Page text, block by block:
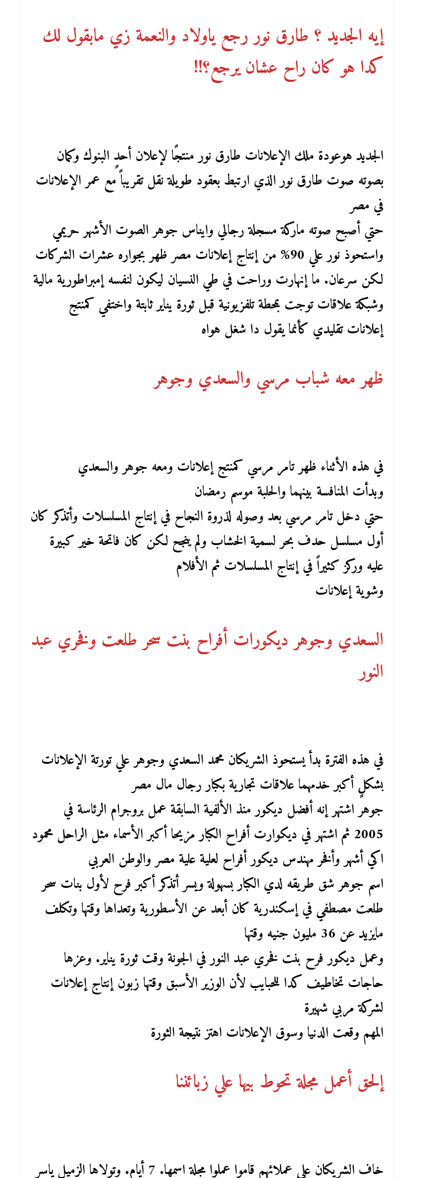
إيه الجديد ؟ طارق نور رجع ياولاد والنعمة زي مابقول لك
كدا هو كان راح عشان يرجع؟!!
الجديد هوعودة ملك الإعلانات طارق نور منتجًا لإعلان أحدٍ البنوك وكمان
بصوته صوت طارق نور الذي ارتبط بعقود طويلة نقل تقريباً مع عمر الإعلانات
في مصر
حتي أصبح صوته ماركة مسجلة رجالي وايناس جوهر الصوت الأشهر حريمي
واستحوذ نور علي 90% من إنتاج إعلانات مصر ظهر بجواره عشرات الشركات
لكن سرعان. ما إنهارت وراحت في طي النسيان ليكون لنفسه إمبراطورية مالية
وشبكة علاقات توجت بمحطة تلفزيونية قبل ثورة يناير ثابتة واختفي كمنتج
إعلانات تقليدي كأنما يقول دا شغل هواه
ظهر معه شباب مرسي والسعدي وجوهر
في هذه الأثناء ظهر تامر مرسي كمنتج إعلانات ومعه جوهر والسعدي
وبدأت المنافسة بينهما والحلبة موسم رمضان
حتي دخل تامر مرسي بعد وصوله لذروة النجاح في إنتاج المسلسلات وأتذكر كان
أول مسلسل حدف بحر لسمية الخشاب ولم ينجح لكن كان فاتحة خير كبيرة
عليه وركز كثيراً في إنتاج المسلسلات ثم الأفلام
وشوية إعلانات
السعدي وجوهر ديكورات أفراح بنت سحر طلعت وفخري عبد
النور
في هذه الفترة بدأ يستحوذ الشريكان محمد السعدي وجوهر علي تورتة الإعلانات
بشكلٍ أكبر خدمهما علاقات تجارية بكبار رجال مال مصر
جوهر اشتهر إنه أفضل ديكور منذ الألفية السابقة عمل بروجرام الرئاسة في
2005 ثم اشتهر في ديكوارت أفراح الكبار مزيحا أكبر الأسماء مثل الراحل محمود
اكي أشهر وأفخر مهندس ديكور أفراح لعلية علية مصر والوطن العربي
اسم جوهر شق طريقه لدي الكبار بسهولة ويسر أتذكر أكبر فرح لأول بنات سحر
طلعت مصطفي في إسكندرية كان أبعد عن الأسطورية وتعداها وقتها وتكلف
مايزيد عن 36 مليون جنيه وقتها
وعمل ديكور فرح بنت فخري عبد النور في الجونة وقت ثورة يناير. وعزها
حاجات تخاطيف كدا للحبايب لأن الوزير الأسبق وقتها زبون إنتاج إعلانات
لشركة مربي شهيرة
المهم وقعت الدنيا وسوق الإعلانات اهتز نتيجة الثورة
إلحق أعمل مجلة تحوط بيها علي زبائننا
خاف الشريكان علي عملائهم قاموا عملوا مجلة اسمها. 7 أيام. وتولاها الزميل ياسر